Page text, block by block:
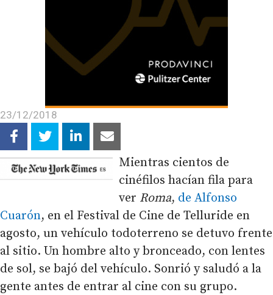
23/12/2018
Mientras cientos de
cinéfilos hacían fila para
ver Roma, de Alfonso
Cuarón, en el Festival de Cine de Telluride en
agosto, un vehículo todoterreno se detuvo frente
al sitio. Un hombre alto y bronceado, con lentes
de sol, se bajó del vehículo. Sonrió y saludó a la
gente antes de entrar al cine con su grupo.